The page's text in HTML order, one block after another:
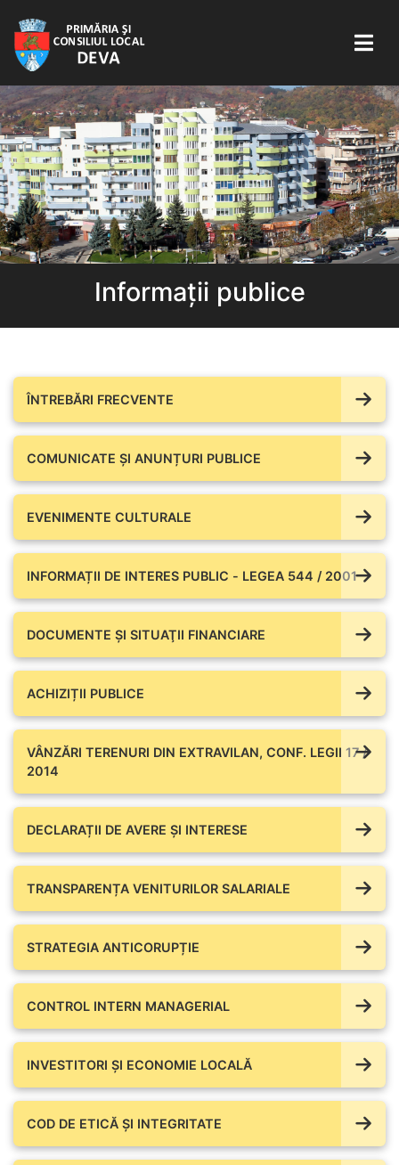
Informații publice
ÎNTREBĂRI FRECVENTE
COMUNICATE ŞI ANUNȚURI PUBLICE
EVENIMENTE CULTURALE
INFORMAȚII DE INTERES PUBLIC - LEGEA 544 / 2001
DOCUMENTE ŞI SITUAŢII FINANCIARE
ACHIZIȚII PUBLICE
VÂNZĂRI TERENURI DIN EXTRAVILAN, CONF. LEGII 17 /
2014
DECLARAȚII DE AVERE ŞI INTERESE
TRANSPARENȚA VENITURILOR SALARIALE
STRATEGIA ANTICORUPȚIE
CONTROL INTERN MANAGERIAL
INVESTITORI ȘI ECONOMIE LOCALĂ
COD DE ETICĂ ȘI INTEGRITATE